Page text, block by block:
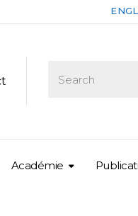
Académie